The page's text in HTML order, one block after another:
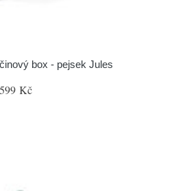
box - pejsek Jules
599 Kč